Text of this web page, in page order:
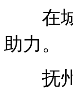
在城
助力。
抚州